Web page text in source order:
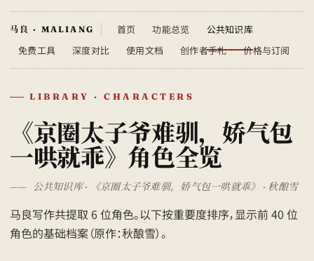
首页 功能总览
公共知识库
免费工具
深度对比 使用文档 创作者手札 价格与订阅
LIBRARY · CHARACTERS
《京圈太子爷难驯，娇气包
一哄就乖》角色全览
公共知识库 · 《京圈太子爷难驯，娇气包一哄就乖》 · 秋酿雪
马良写作共提取 6 位角色。以下按重要度排序，显示前 40 位
角色的基础档案（原作：秋酿雪）。